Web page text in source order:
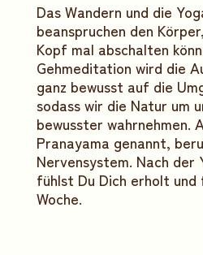
Das Wandern und die
beanspruchen den
Kopf mal abschalten
Gehmeditation wird die
ganz bewusst auf die
sodass wir die Natur um
bewusster wahrnehmen.
Pranayama genannt,
Nervensystem. Nach der
fühlst Du Dich erholt
Woche.